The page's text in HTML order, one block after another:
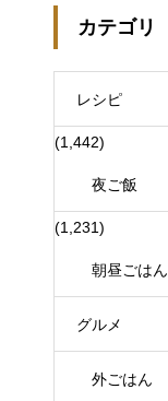
カテゴリ
レシピ
(1,442)
夜ご飯
(1,231)
朝昼ごはん
グルメ
外ごはん